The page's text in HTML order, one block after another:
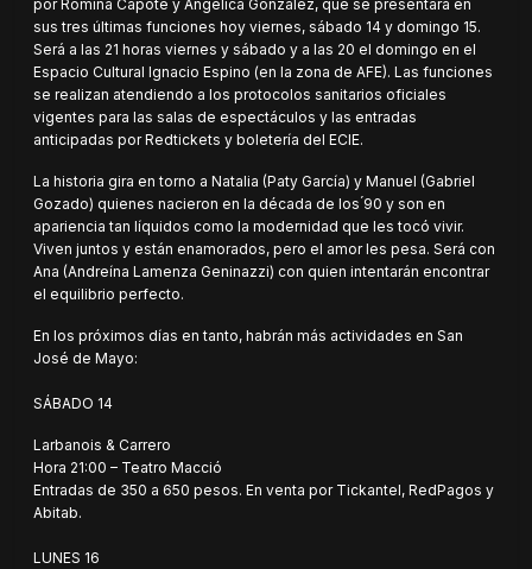
por Romina Capote y Angélica González, que se presentará en
sus tres últimas funciones hoy viernes, sábado 14 y domingo 15.
Será a las 21 horas viernes y sábado y a las 20 el domingo en el
Espacio Cultural Ignacio Espino (en la zona de AFE). Las funciones
se realizan atendiendo a los protocolos sanitarios oficiales
vigentes para las salas de espectáculos y las entradas
anticipadas por Redtickets y boletería del ECIE.
La historia gira en torno a Natalia (Paty García) y Manuel (Gabriel
Gozado) quienes nacieron en la década de los ́90 y son en
apariencia tan líquidos como la modernidad que les tocó vivir.
Viven juntos y están enamorados, pero el amor les pesa. Será con
Ana (Andreína Lamenza Geninazzi) con quien intentarán encontrar
el equilibrio perfecto.
En los próximos días en tanto, habrán más actividades en San
José de Mayo:
SÁBADO 14
Larbanois & Carrero
Hora 21:00 – Teatro Macció
Entradas de 350 a 650 pesos. En venta por Tickantel, RedPagos y
Abitab.
LUNES 16